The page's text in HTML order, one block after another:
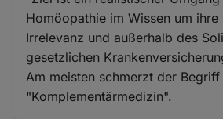
Homöopathie im Wissen um
Irrelevanz und außerhalb des
gesetzlichen
Am meisten schmerzt der Begriff
"Komplementärmedizin".